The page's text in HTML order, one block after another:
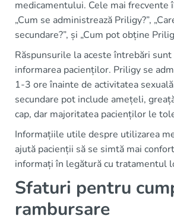
medicamentului. Cele mai frecvente
„Cum se administrează Priligy?”,
secundare?”, și „Cum pot obține
Răspunsurile la aceste întrebări
informarea pacienților. Priligy se
1-3 ore înainte de activitatea
secundare pot include amețeli,
cap, dar majoritatea pacienților le
Informațiile utile despre utilizarea
ajută pacienții să se simtă mai
informați în legătură cu tratamentul
Sfaturi pentru
rambursare